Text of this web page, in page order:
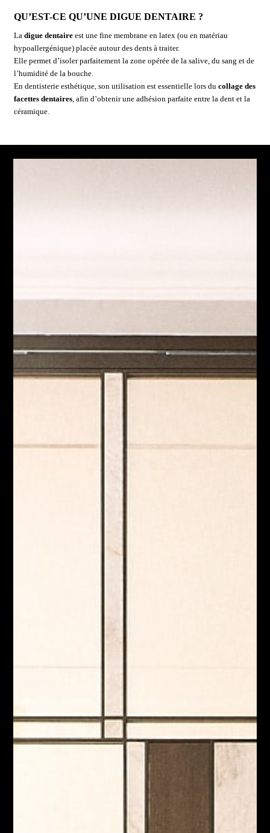
QU’EST-CE QU’UNE DIGUE DENTAIRE ?
La digue dentaireest une fine membrane en latex (ou en matériau
hypoallergénique) placée autour des dents à traiter.
Elle permet d’isoler parfaitement la zone opérée de la salive, du sang et de
l’humidité de la bouche.
En dentisterie esthétique, son utilisation est essentielle lors du collage des
facettes dentaires, afin d’obtenir une adhésion parfaite entre la dent et la
céramique.